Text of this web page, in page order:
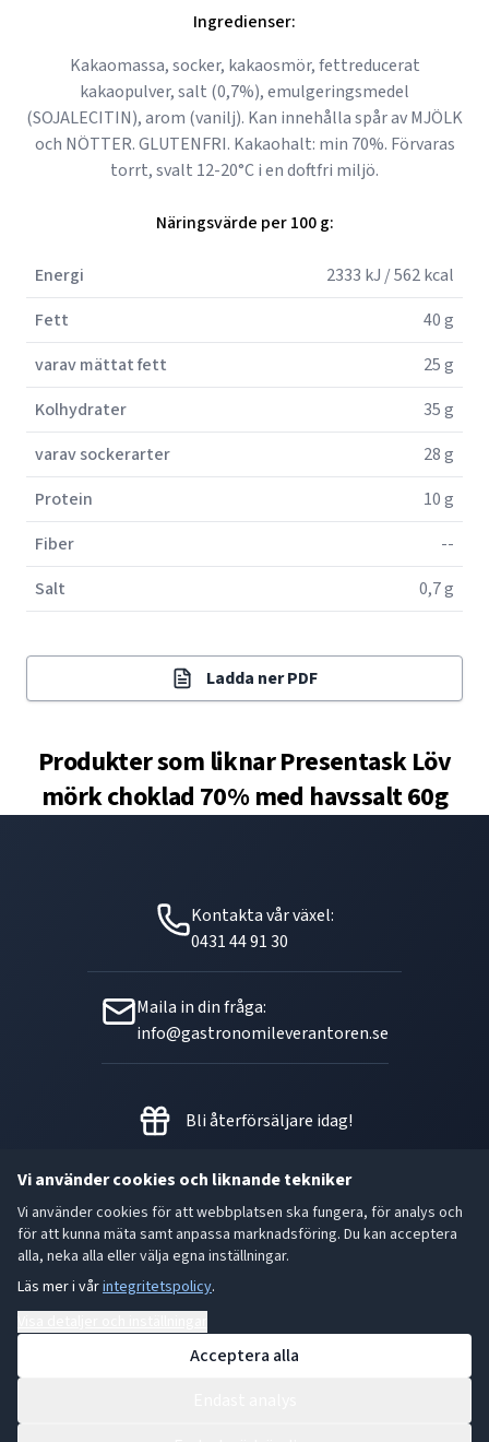
Vi använder cookies och liknande tekniker
Vi använder cookies för att webbplatsen ska fungera, för analys och
för att kunna mäta samt anpassa marknadsföring. Du kan acceptera
alla, neka alla eller välja egna inställningar.
Läs mer i vårintegritetspolicy.
Acceptera alla
Ingredienser:
Kakaomassa, socker, kakaosmör, fettreducerat
kakaopulver, salt (0,7%), emulgeringsmedel
(SOJALECITIN), arom (vanilj). Kan innehålla spår av MJÖLK
och NÖTTER. GLUTENFRI. Kakaohalt: min 70%. Förvaras
torrt, svalt 12-20°C i en doftfri miljö.
Näringsvärde per 100 g:
Energi
2333 kJ / 562 kcal
Fett
40 g
varav mättat fett
25 g
Kolhydrater
35 g
varav sockerarter
28 g
Protein
10 g
Fiber
--
Salt
0,7 g
Ladda ner PDF
Produkter som liknarPresentask Löv
mörk choklad 70% med havssalt 60g
Kontakta vår växel:
0431 44 91 30
Maila in din fråga:
info@gastronomileverantoren.se
Bli återförsäljare idag!
Metallgatan 21 B, 262 72
Ängelholm Orgnr: 556493-5780